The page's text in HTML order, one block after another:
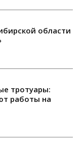
области
тротуары:
работы на